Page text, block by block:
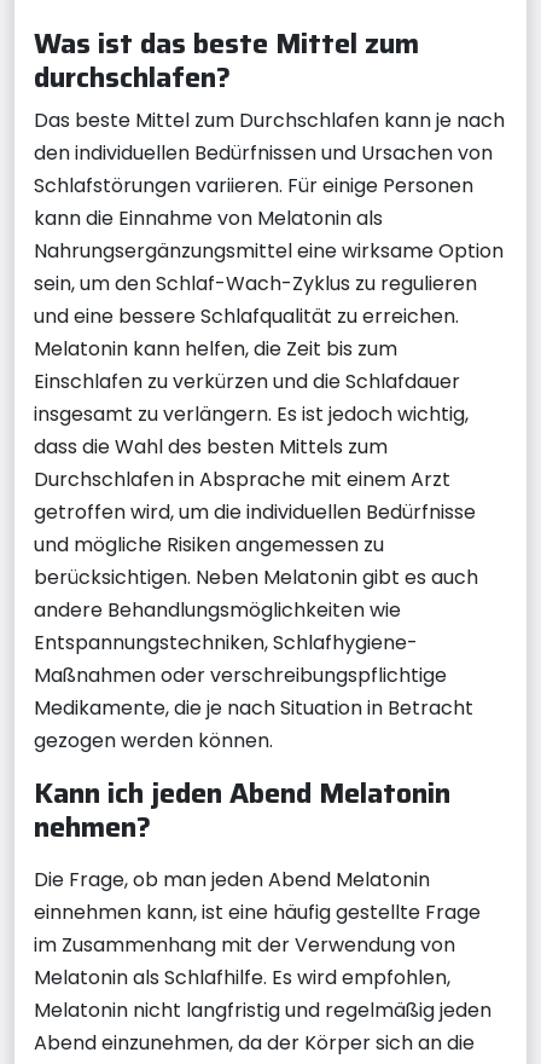
Was ist das beste Mittel zum
durchschlafen?
Das beste Mittel zum Durchschlafen kann je nach
den individuellen Bedürfnissen und Ursachen von
Schlafstörungen variieren. Für einige Personen
kann die Einnahme von Melatonin als
Nahrungsergänzungsmittel eine wirksame Option
sein, um den Schlaf-Wach-Zyklus zu regulieren
und eine bessere Schlafqualität zu erreichen.
Melatonin kann helfen, die Zeit bis zum
Einschlafen zu verkürzen und die Schlafdauer
insgesamt zu verlängern. Es ist jedoch wichtig,
dass die Wahl des besten Mittels zum
Durchschlafen in Absprache mit einem Arzt
getroffen wird, um die individuellen Bedürfnisse
und mögliche Risiken angemessen zu
berücksichtigen. Neben Melatonin gibt es auch
andere Behandlungsmöglichkeiten wie
Entspannungstechniken, Schlafhygiene-
Maßnahmen oder verschreibungspflichtige
Medikamente, die je nach Situation in Betracht
gezogen werden können.
Kann ich jeden Abend Melatonin
nehmen?
Die Frage, ob man jeden Abend Melatonin
einnehmen kann, ist eine häufig gestellte Frage
im Zusammenhang mit der Verwendung von
Melatonin als Schlafhilfe. Es wird empfohlen,
Melatonin nicht langfristig und regelmäßig jeden
Abend einzunehmen, da der Körper sich an die